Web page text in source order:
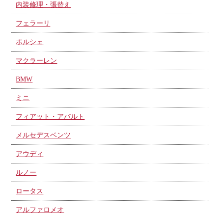
内装修理・張替え
フェラーリ
ポルシェ
マクラーレン
BMW
ミニ
フィアット・アバルト
メルセデスベンツ
アウディ
ルノー
ロータス
アルファロメオ